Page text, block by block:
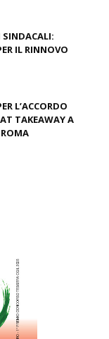
IL RINNOVO
L’ACCORDO
TAKEAWAY A